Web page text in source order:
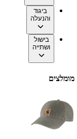
ביגוד
והנעלה
בישול
ושתייה
מומלצים